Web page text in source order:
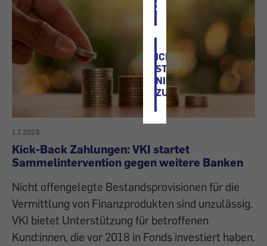
ZU
ICH
STIMME
NICHT
ZU
1.7.2026
Kick-Back Zahlungen: VKI startet
Sammelintervention gegen weitere Banken
Nicht offengelegte Bestandsprovisionen für die
Vermittlung von Finanzprodukten sind unzulässig.
VKI bietet Unterstützung für betroffenen
Kund:innen, die vor 2018 in Fonds investiert haben.